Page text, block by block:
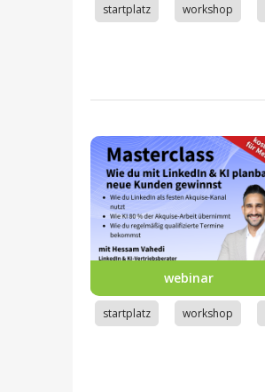
startplatz workshop
webinar
startplatz workshop